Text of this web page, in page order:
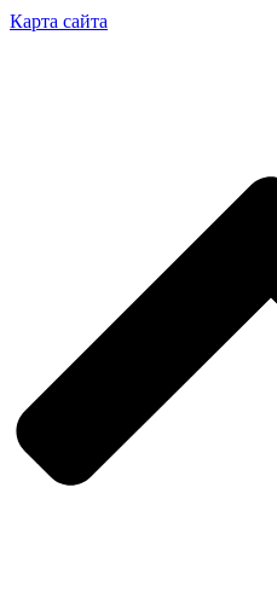
Карта сайта